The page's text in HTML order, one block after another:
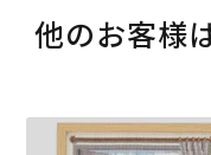
他のお客様